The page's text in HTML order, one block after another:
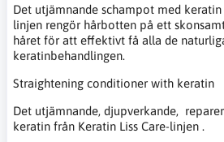
Det utjämnande schampot med keratin
linjen rengör hårbotten på ett
håret för att effektivt få alla de
keratinbehandlingen.
Straightening conditioner with keratin
Det utjämnande, djupverkande,
keratin från Keratin Liss Care-linjen .